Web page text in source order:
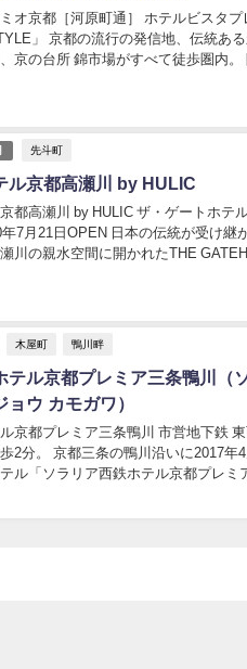
オ京都［河原町通］ ホテルビスタ
」 京都の流行の発信地、伝統あ
京の台所 錦市場がすべて徒歩圏内。
先斗町
ル京都高瀬川 by HULIC
都高瀬川 by HULIC ザ・ゲートホテ
7月21日OPEN 日本の伝統が受け継
川の親水空間に開かれたTHE
木屋町 鴨川畔
テル京都プレミア三条鴨川（
ウ カモガワ）
京都プレミア三条鴨川 市営地下鉄
2分。 京都三条の鴨川沿いに2017年
ル「ソラリア西鉄ホテル京都プレミ
鴨川」に面し京都ならではの自然...